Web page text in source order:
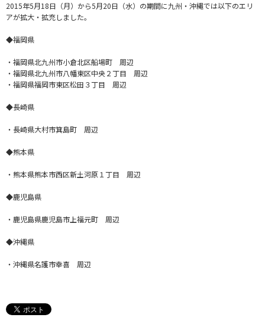
2015年5月18日（月）から5月20日（水）の期間に九州・沖縄では以下のエリ
アが拡大・拡充しました。
◆福岡県
・福岡県北九州市小倉北区船場町 周辺
・福岡県北九州市八幡東区中央２丁目 周辺
・福岡県福岡市東区松田３丁目 周辺
◆長崎県
・長崎県大村市箕島町 周辺
◆熊本県
・熊本県熊本市西区新土河原１丁目 周辺
◆鹿児島県
・鹿児島県鹿児島市上福元町 周辺
◆沖縄県
・沖縄県名護市幸喜 周辺